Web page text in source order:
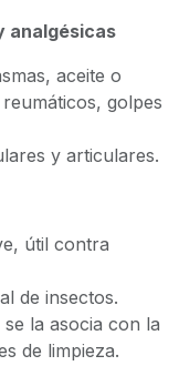
analgésicas
aceite o
golpes
y articulares.
útil contra
de insectos.
la asocia con la
de limpieza.